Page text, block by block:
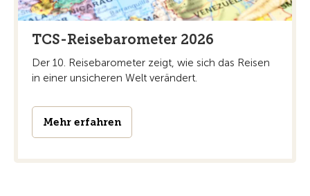
TCS-Reisebarometer 2026
Der 10. Reisebarometer zeigt, wie sich das Reisen
in einer unsicheren Welt verändert.
Mehr erfahren